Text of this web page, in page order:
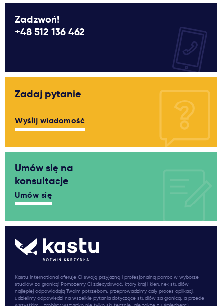
Zadzwoń!
+48 512 136 462
Zadaj pytanie
Wyślij wiadomość
Umów się na
konsultacje
Umów się
Kastu International oferuje Ci swoją przyjazną i profesjonalną pomoc w wyborze
studiów za granicą! Pomożemy Ci zdecydować, który kraj i kierunek studiów
najlepiej odpowiadają Twoim potrzebom, przeprowadzimy cały proces aplikacji,
udzielimy odpowiedzi na wszelkie pytania dotyczące studiów za granicą, a przede